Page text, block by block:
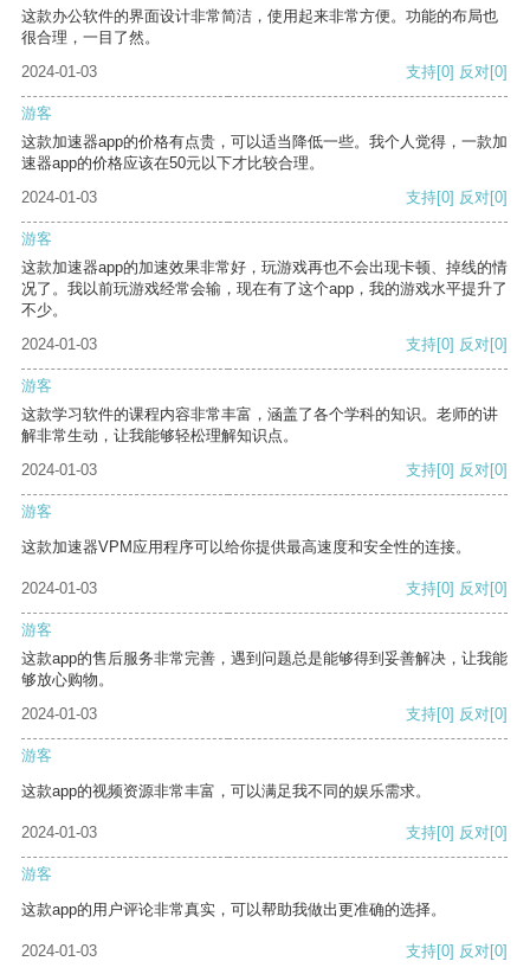
这款办公软件的界面设计非常简洁，使用起来非常方便。功能的布局也
很合理，一目了然。
2024-01-03
支持[0] 反对[0]
游客
这款加速器app的价格有点贵，可以适当降低一些。我个人觉得，一款加
速器app的价格应该在50元以下才比较合理。
2024-01-03
支持[0] 反对[0]
游客
这款加速器app的加速效果非常好，玩游戏再也不会出现卡顿、掉线的情
况了。我以前玩游戏经常会输，现在有了这个app，我的游戏水平提升了
不少。
2024-01-03
支持[0] 反对[0]
游客
这款学习软件的课程内容非常丰富，涵盖了各个学科的知识。老师的讲
解非常生动，让我能够轻松理解知识点。
2024-01-03
支持[0] 反对[0]
游客
这款加速器VPM应用程序可以给你提供最高速度和安全性的连接。
2024-01-03 支持[0] 反对[0]
游客
这款app的售后服务非常完善，遇到问题总是能够得到妥善解决，让我能
够放心购物。
2024-01-03
支持[0] 反对[0]
游客
这款app的视频资源非常丰富，可以满足我不同的娱乐需求。
2024-01-03 支持[0] 反对[0]
游客
这款app的用户评论非常真实，可以帮助我做出更准确的选择。
2024-01-03 支持[0] 反对[0]